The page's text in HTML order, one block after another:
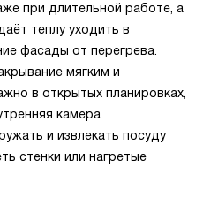
при длительной работе, а
теплу уходить в
фасады от перегрева.
мягким и
в открытых планировках,
камера
и извлекать посуду
стенки или нагретые